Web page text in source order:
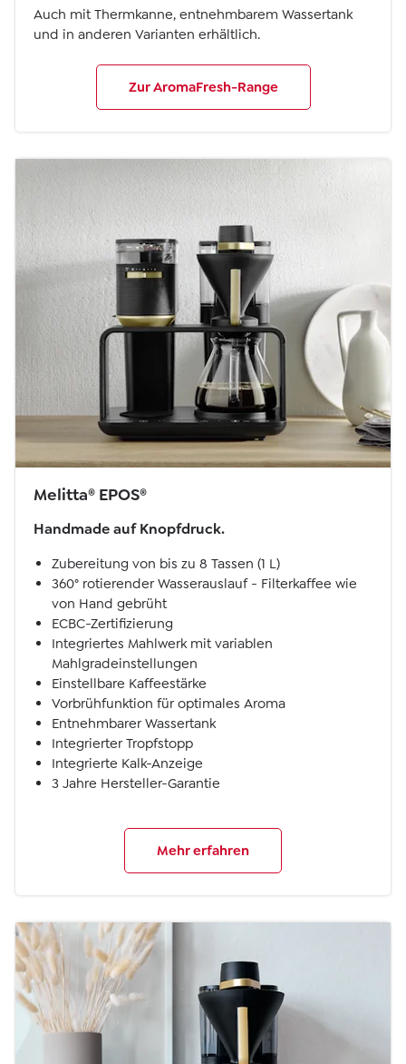
Auch mit Thermkanne, entnehmbarem Wassertank
und in anderen Varianten erhältlich.
Zur AromaFresh-Range
Melitta® EPOS®
Handmade auf Knopfdruck.
Zubereitung von bis zu 8 Tassen (1 L)
360° rotierender Wasserauslauf - Filterkaffee wie
von Hand gebrüht
ECBC-Zertifizierung
Integriertes Mahlwerk mit variablen
Mahlgradeinstellungen
Einstellbare Kaffeestärke
Vorbrühfunktion für optimales Aroma
Entnehmbarer Wassertank
Integrierter Tropfstopp
Integrierte Kalk-Anzeige
3 Jahre Hersteller-Garantie
Mehr erfahren